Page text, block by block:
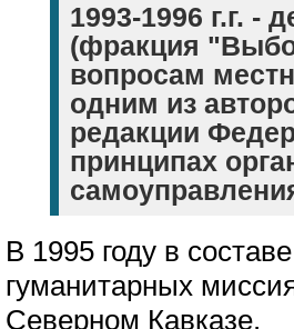
1993-1996 г.г. -
(фракция
вопросам
одним из
редакции
принципах
В 1995 году в
гуманитарных
Северном Кавказе.